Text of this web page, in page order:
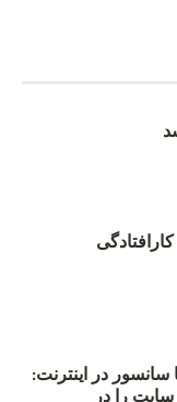
با سانسور در اینترنت:
#آزادی هم‌آیند گزارشگران‌ بدون مرز، ۲۲ سایت را در